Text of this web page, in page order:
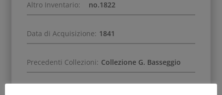
Altro Inventario: no.1822
Data di Acquisizione: 1841
Precedenti Collezioni: Collezione G. Basseggio